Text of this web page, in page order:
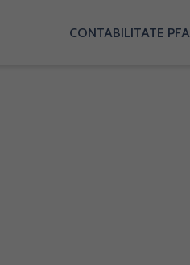
CONTABILITATE PFA